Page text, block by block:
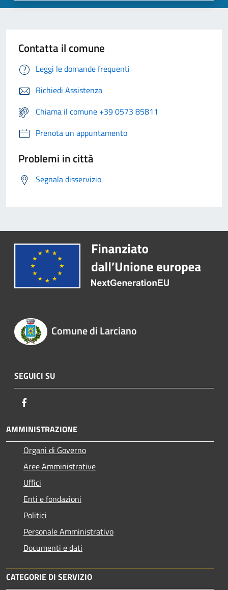
Contatta il comune
Leggi le domande frequenti
Richiedi Assistenza
Chiama il comune +39 0573 85811
Prenota un appuntamento
Problemi in città
Segnala disservizio
Comune di Larciano
SEGUICI SU
AMMINISTRAZIONE
Organi di Governo
Aree Amministrative
Uffici
Enti e fondazioni
Politici
Personale Amministrativo
Documenti e dati
CATEGORIE DI SERVIZIO